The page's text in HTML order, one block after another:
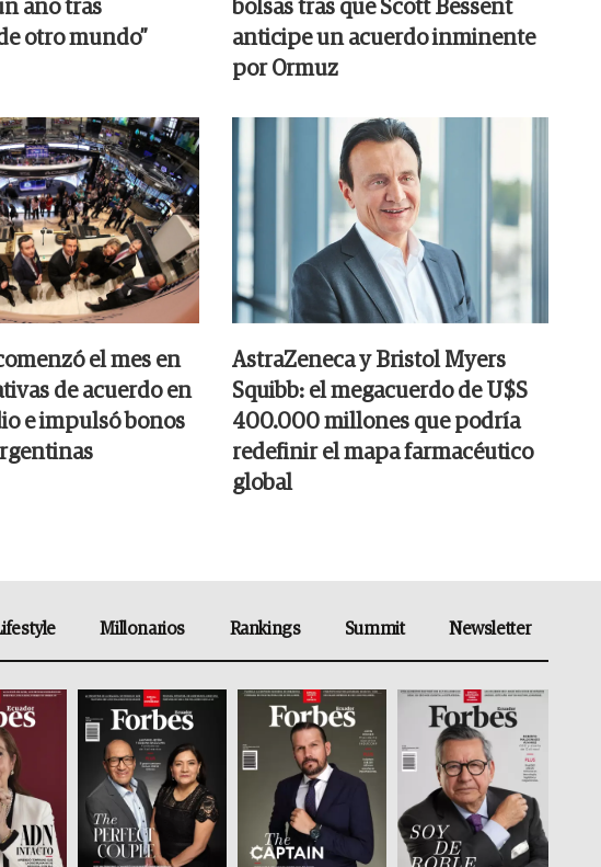
año tras
otro mundo”
bolsas tras que Scott Bessent
anticipe un acuerdo inminente
por Ormuz
el mes en
de acuerdo en
e impulsó bonos
AstraZeneca y Bristol Myers
Squibb: el megacuerdo de U$S
400.000 millones que podría
redefinir el mapa farmacéutico
global
Millonarios Rankings Summit Newsletter